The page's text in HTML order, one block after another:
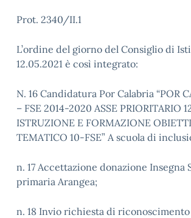
Prot. 2340/II.1
L’ordine del giorno del Consiglio di
12.05.2021 è così integrato:
N. 16 Candidatura Por Calabria “POR
– FSE 2014-2020 ASSE PRIORITARIO
ISTRUZIONE E FORMAZIONE
TEMATICO 10-FSE” A scuola di
n. 17 Accettazione donazione Insegna
primaria Arangea;
n. 18 Invio richiesta di